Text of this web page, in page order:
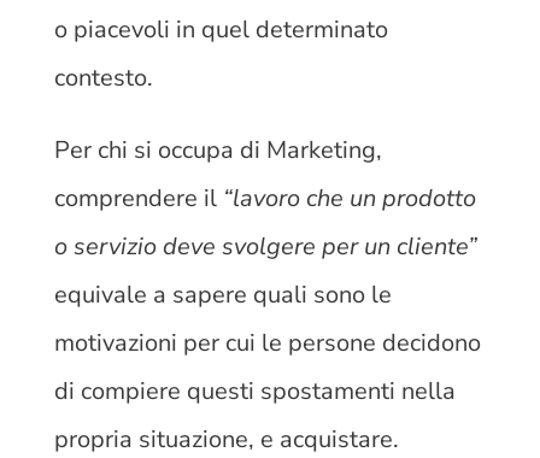
o piacevoli in quel determinato
contesto.
Per chi si occupa di Marketing,
comprendere il “lavoro che un prodotto
o servizio deve svolgere per un cliente”
equivale a sapere quali sono le
motivazioni per cui le persone decidono
di compiere questi spostamenti nella
propria situazione, e acquistare.